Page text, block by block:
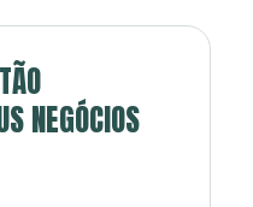
NEGÓCIOS